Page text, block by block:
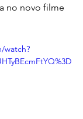
no novo filme
watch?